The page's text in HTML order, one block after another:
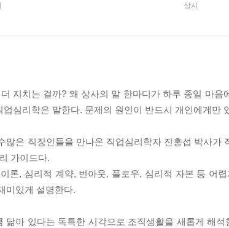
상시
지치는 걸까? 왜 상사의 말 한마디가 하루 종일 마음
심리학은 말한다. 문제의 원인이 반드시 개인에게만
많은 직장인들을 만나온 직업심리학자 진홍섭 박사가
가이드다.
론, 심리적 계약, 번아웃, 플로우, 심리적 자본 등 어
미있게 설명한다.
아 있다는 독특한 시각으로 조직생활을 새롭게 해